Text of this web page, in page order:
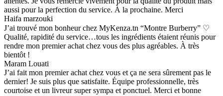
aussi pour la perfection du service. À la prochaine. Merci
Haifa marzouki
J’ai trouvé mon bonheur chez MyKenza.tn “Montre Burberry” ♡
Qualité, rapidité du service…tous les ingrédients étaient réunis pour
rendre mon premier achat chez vous des plus agréables. À très
bientôt !
Maram Louati
J’ai fait mon premier achat chez vous et ça ne sera sûrement pas le
dernier! Je suis plus que satisfaite. Équipe professionnelle, très
courtoise et un livreur super sympa et ponctuel. Merci et bonne